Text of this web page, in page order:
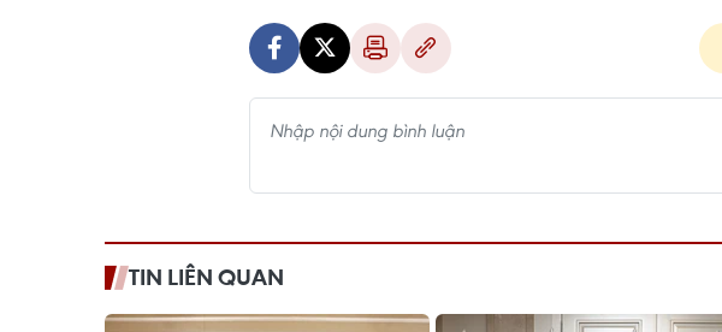
TIN LIÊN QUAN